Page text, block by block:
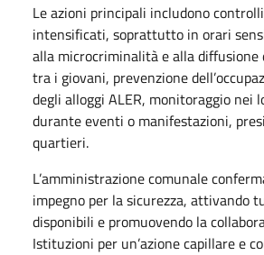
Le azioni principali includono
intensificati, soprattutto in orari
alla microcriminalità e alla diffusione
tra i giovani, prevenzione
degli alloggi ALER, monitoraggio nei
durante eventi o manifestazioni,
quartieri.
L’amministrazione comunale
impegno per la sicurezza, attivando
disponibili e promuovendo la
Istituzioni per un’azione capillare e